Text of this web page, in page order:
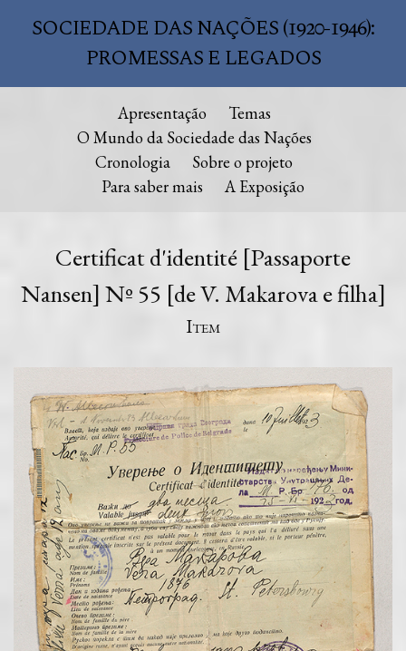
SOCIEDADE DAS NAÇÕES (1920-1946):
PROMESSAS E LEGADOS
Apresentação
Temas
O Mundo da Sociedade das Nações
Cronologia
Sobre o projeto
Para saber mais
A Exposição
Certificat d'identité [Passaporte
Nansen] Nº 55 [de V. Makarova e filha]
Item